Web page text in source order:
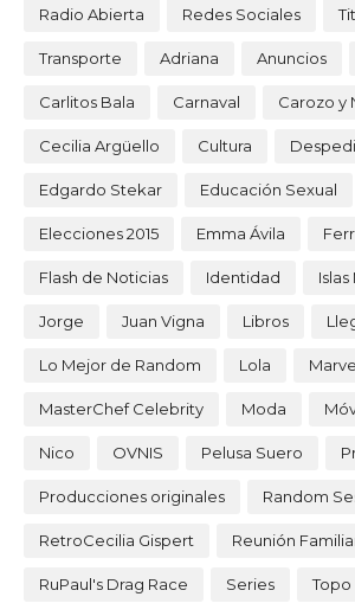
Radio Abierta Redes Sociales
Transporte Adriana Anuncios
Carlitos Bala Carnaval Carozo y
Cecilia Argüello Cultura
Edgardo Stekar Educación Sexual
Elecciones 2015 Emma Ávila
Flash de Noticias Identidad
Jorge Juan Vigna Libros
Lo Mejor de Random Lola
MasterChef Celebrity Moda
Nico OVNIS Pelusa Suero
Producciones originales Random
RetroCecilia Gispert Reunión
RuPaul's Drag Race Series Topo